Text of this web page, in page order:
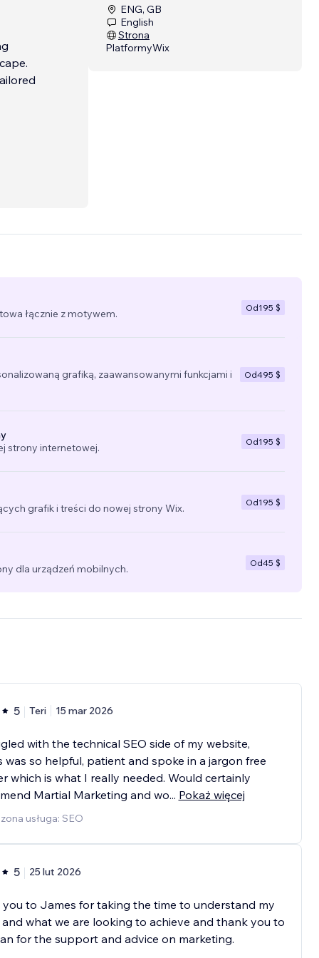
ENG, GB
English
Strona
PlatformyWix
łącznie z motywem. Od195 $
grafiką, zaawansowanymi funkcjami i Od495 $
strony internetowej.
Od195 $
grafik i treści do nowej strony Wix. Od195 $
dla urządzeń mobilnych. Od45 $
5 Teri 15 mar 2026
with the technical SEO side of my website,
was so helpful, patient and spoke in a jargon free
which is what I really needed. Would certainly
Martial Marketing and wo... Pokaż więcej
usługa: SEO
5 25 lut 2026
you to James for taking the time to understand my
what we are looking to achieve and thank you to
for the support and advice on marketing.